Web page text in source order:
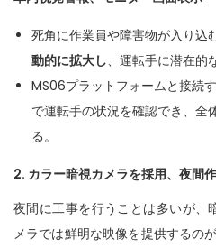
死角に作業員や障害物が入り込む
動的に拡大し、運転手に潜在的
MS06プラットフォームと接続
で運転手の状況を確認でき、全
る。
2. カラー暗視カメラを採用、夜間
夜間に工事を行うことは多いが、
メラでは鮮明な映像を提供するの